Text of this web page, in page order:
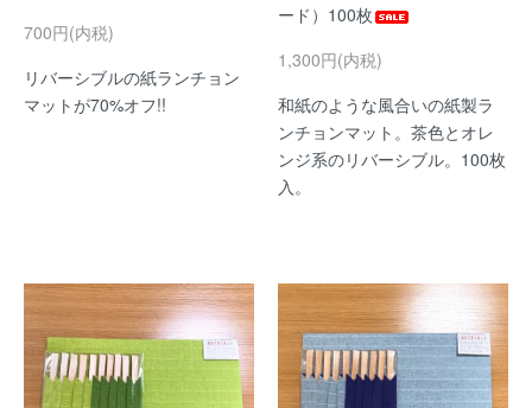
700円(内税)
リバーシブルの紙ランチョン
マットが70%オフ!!
ード）100枚
1,300円(内税)
和紙のような風合いの紙製ラ
ンチョンマット。茶色とオレ
ンジ系のリバーシブル。100枚
入。